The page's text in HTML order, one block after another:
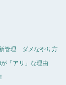
管理 ダメなやり方
「アリ」な理由